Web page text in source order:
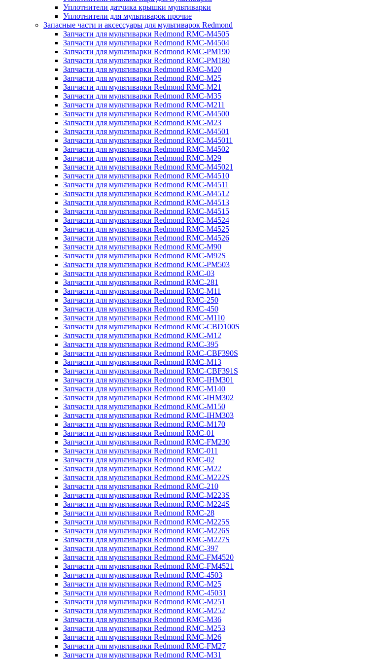
Уплотнители датчика крышки мультиварки
Уплотнители для мультиварок прочие
Запасные части и аксессуары для мультиварок Redmond
Запчасти для мультиварки Redmond RMC-M4505
Запчасти для мультиварки Redmond RMC-M4504
Запчасти для мультиварки Redmond RMC-PM190
Запчасти для мультиварки Redmond RMC-PM180
Запчасти для мультиварки Redmond RMC-M20
Запчасти для мультиварки Redmond RMC-M25
Запчасти для мультиварки Redmond RMC-M21
Запчасти для мультиварки Redmond RMC-M35
Запчасти для мультиварки Redmond RMC-M211
Запчасти для мультиварки Redmond RMC-M4500
Запчасти для мультиварки Redmond RMC-M23
Запчасти для мультиварки Redmond RMC-M4501
Запчасти для мультиварки Redmond RMC-M45011
Запчасти для мультиварки Redmond RMC-M4502
Запчасти для мультиварки Redmond RMC-M29
Запчасти для мультиварки Redmond RMC-M45021
Запчасти для мультиварки Redmond RMC-M4510
Запчасти для мультиварки Redmond RMC-M4511
Запчасти для мультиварки Redmond RMC-M4512
Запчасти для мультиварки Redmond RMC-M4513
Запчасти для мультиварки Redmond RMC-M4515
Запчасти для мультиварки Redmond RMC-M4524
Запчасти для мультиварки Redmond RMC-M4525
Запчасти для мультиварки Redmond RMC-M4526
Запчасти для мультиварки Redmond RMC-M90
Запчасти для мультиварки Redmond RMC-M92S
Запчасти для мультиварки Redmond RMC-PM503
Запчасти для мультиварки Redmond RMC-03
Запчасти для мультиварки Redmond RMC-281
Запчасти для мультиварки Redmond RMC-M11
Запчасти для мультиварки Redmond RMC-250
Запчасти для мультиварки Redmond RMC-450
Запчасти для мультиварки Redmond RMC-M110
Запчасти для мультиварки Redmond RMC-CBD100S
Запчасти для мультиварки Redmond RMC-M12
Запчасти для мультиварки Redmond RMC-395
Запчасти для мультиварки Redmond RMC-CBF390S
Запчасти для мультиварки Redmond RMC-M13
Запчасти для мультиварки Redmond RMC-CBF391S
Запчасти для мультиварки Redmond RMC-IHM301
Запчасти для мультиварки Redmond RMC-M140
Запчасти для мультиварки Redmond RMC-IHM302
Запчасти для мультиварки Redmond RMC-M150
Запчасти для мультиварки Redmond RMC-IHM303
Запчасти для мультиварки Redmond RMC-M170
Запчасти для мультиварки Redmond RMC-01
Запчасти для мультиварки Redmond RMC-FM230
Запчасти для мультиварки Redmond RMC-011
Запчасти для мультиварки Redmond RMC-02
Запчасти для мультиварки Redmond RMC-M22
Запчасти для мультиварки Redmond RMC-M222S
Запчасти для мультиварки Redmond RMC-210
Запчасти для мультиварки Redmond RMC-M223S
Запчасти для мультиварки Redmond RMC-M224S
Запчасти для мультиварки Redmond RMC-28
Запчасти для мультиварки Redmond RMC-M225S
Запчасти для мультиварки Redmond RMC-M226S
Запчасти для мультиварки Redmond RMC-M227S
Запчасти для мультиварки Redmond RMC-397
Запчасти для мультиварки Redmond RMC-FM4520
Запчасти для мультиварки Redmond RMC-FM4521
Запчасти для мультиварки Redmond RMC-4503
Запчасти для мультиварки Redmond RMC-M25
Запчасти для мультиварки Redmond RMC-45031
Запчасти для мультиварки Redmond RMC-M251
Запчасти для мультиварки Redmond RMC-M252
Запчасти для мультиварки Redmond RMC-M36
Запчасти для мультиварки Redmond RMC-M253
Запчасти для мультиварки Redmond RMC-M26
Запчасти для мультиварки Redmond RMC-FM27
Запчасти для мультиварки Redmond RMC-M31